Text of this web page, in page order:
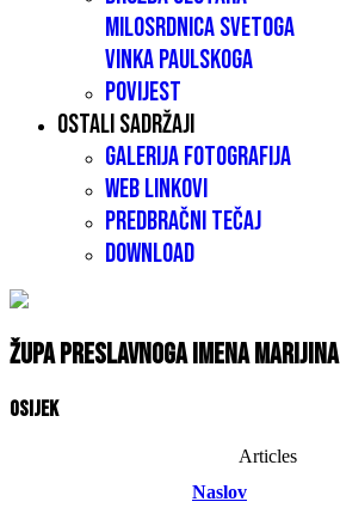
milosrdnica Svetoga
Vinka Paulskoga
Povijest
Ostali sadržaji
Galerija fotografija
Web linkovi
Predbračni tečaj
Download
Župa Preslavnoga Imena Marijina
Osijek
Articles
Naslov